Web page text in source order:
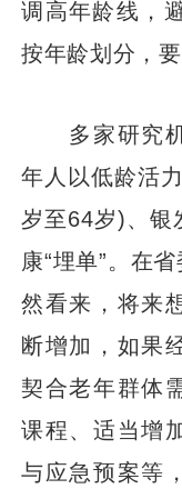
调高年龄线，
按年龄划分，
多家研究机
年人以低龄活
岁至64岁)、银
康“埋单”。在
然看来，将来
断增加，如果
契合老年群体
课程、适当增
与应急预案等